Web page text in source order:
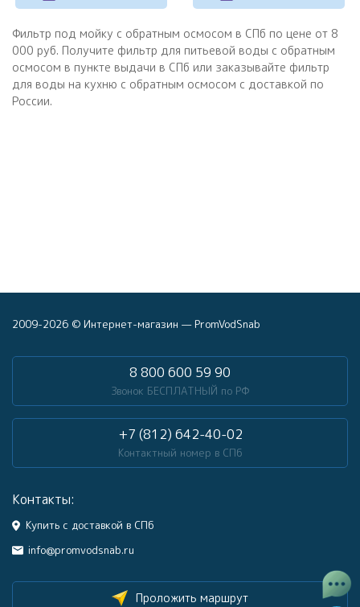
Фильтр под мойку с обратным осмосом в СПб по цене от 8
000 руб. Получите фильтр для питьевой воды с обратным
осмосом в пункте выдачи в СПб или заказывайте фильтр
для воды на кухню с обратным осмосом с доставкой по
России.
2009-2026 © Интернет-магазин — PromVodSnab
8 800 600 59 90
Звонок БЕСПЛАТНЫЙ по РФ
+7 (812) 642-40-02
Контактный номер в СПб
Контакты:
Купить с доставкой в СПб
info@promvodsnab.ru
Проложить маршрут